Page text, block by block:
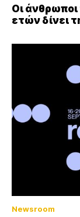
Οι άνθρωποι
ετών δίνει
Newsroom